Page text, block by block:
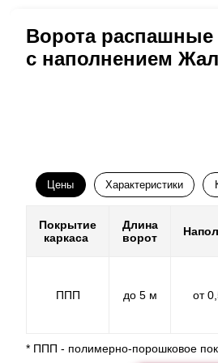
Ворота распашные
с наполнением
Цены Характеристики
Покрытие
каркаса
Длина
ворот
ППП до 5 м от
* ППП - полимерно-порошковое